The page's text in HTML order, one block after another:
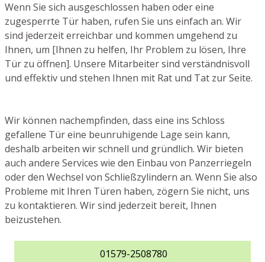
Wenn Sie sich ausgeschlossen haben oder eine
zugesperrte Tür haben, rufen Sie uns einfach an. Wir
sind jederzeit erreichbar und kommen umgehend zu
Ihnen, um [Ihnen zu helfen, Ihr Problem zu lösen, Ihre
Tür zu öffnen]. Unsere Mitarbeiter sind verständnisvoll
und effektiv und stehen Ihnen mit Rat und Tat zur Seite.
Wir können nachempfinden, dass eine ins Schloss
gefallene Tür eine beunruhigende Lage sein kann,
deshalb arbeiten wir schnell und gründlich. Wir bieten
auch andere Services wie den Einbau von Panzerriegeln
oder den Wechsel von Schließzylindern an. Wenn Sie also
Probleme mit Ihren Türen haben, zögern Sie nicht, uns
zu kontaktieren. Wir sind jederzeit bereit, Ihnen
beizustehen.
01579-2508780